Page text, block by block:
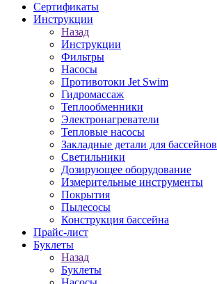
Сертификаты
Инструкции
Назад
Инструкции
Фильтры
Насосы
Противотоки Jet Swim
Гидромассаж
Теплообменники
Электронагреватели
Тепловые насосы
Закладные детали для бассейнов
Светильники
Дозирующее оборудование
Измерительные инструменты
Покрытия
Пылесосы
Конструкция бассейна
Прайс-лист
Буклеты
Назад
Буклеты